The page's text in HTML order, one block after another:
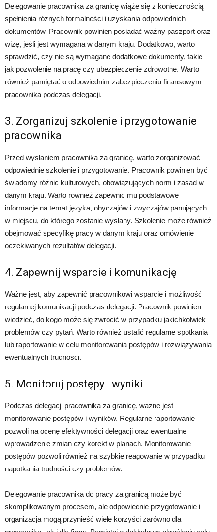
Delegowanie pracownika za granicę wiąże się z koniecznością
spełnienia różnych formalności i uzyskania odpowiednich
dokumentów. Pracownik powinien posiadać ważny paszport oraz
wizę, jeśli jest wymagana w danym kraju. Dodatkowo, warto
sprawdzić, czy nie są wymagane dodatkowe dokumenty, takie
jak pozwolenie na pracę czy ubezpieczenie zdrowotne. Warto
również pamiętać o odpowiednim zabezpieczeniu finansowym
pracownika podczas delegacji.
3. Zorganizuj szkolenie i przygotowanie
pracownika
Przed wysłaniem pracownika za granicę, warto zorganizować
odpowiednie szkolenie i przygotowanie. Pracownik powinien być
świadomy różnic kulturowych, obowiązujących norm i zasad w
danym kraju. Warto również zapewnić mu podstawowe
informacje na temat języka, obyczajów i zwyczajów panujących
w miejscu, do którego zostanie wysłany. Szkolenie może również
obejmować specyfikę pracy w danym kraju oraz omówienie
oczekiwanych rezultatów delegacji.
4. Zapewnij wsparcie i komunikację
Ważne jest, aby zapewnić pracownikowi wsparcie i możliwość
regularnej komunikacji podczas delegacji. Pracownik powinien
wiedzieć, do kogo może się zwrócić w przypadku jakichkolwiek
problemów czy pytań. Warto również ustalić regularne spotkania
lub raportowanie w celu monitorowania postępów i rozwiązywania
ewentualnych trudności.
5. Monitoruj postępy i wyniki
Podczas delegacji pracownika za granicę, ważne jest
monitorowanie postępów i wyników. Regularne raportowanie
pozwoli na ocenę efektywności delegacji oraz ewentualne
wprowadzenie zmian czy korekt w planach. Monitorowanie
postępów pozwoli również na szybkie reagowanie w przypadku
napotkania trudności czy problemów.
Delegowanie pracownika do pracy za granicą może być
skomplikowanym procesem, ale odpowiednie przygotowanie i
organizacja mogą przynieść wiele korzyści zarówno dla